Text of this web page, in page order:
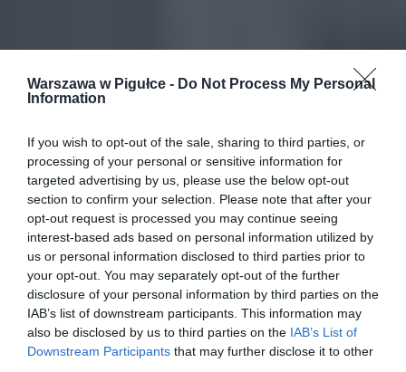
Warszawa w Pigułce - Do Not Process My Personal
Information
If you wish to opt-out of the sale, sharing to third parties, or
processing of your personal or sensitive information for
targeted advertising by us, please use the below opt-out
section to confirm your selection. Please note that after your
opt-out request is processed you may continue seeing
interest-based ads based on personal information utilized by
us or personal information disclosed to third parties prior to
your opt-out. You may separately opt-out of the further
disclosure of your personal information by third parties on the
IAB’s list of downstream participants. This information may
also be disclosed by us to third parties on the IAB’s List of
Downstream Participants that may further disclose it to other